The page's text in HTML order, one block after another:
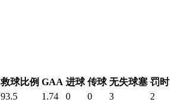
救球比例 GAA 进球 传球 无失球塞 罚时
93.5 1.74 0 0 3 2